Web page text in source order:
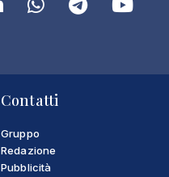
Contatti
Gruppo
Redazione
Pubblicità